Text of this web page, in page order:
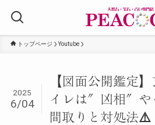
トップページ Youtube
【図面公開鑑定
イレは″凶相″や
間取りと対処法⚠️
2025
6/04